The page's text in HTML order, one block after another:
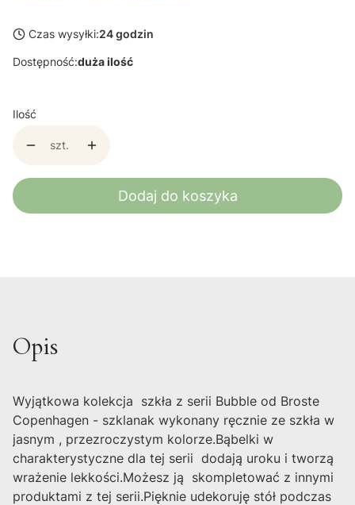
Czas wysyłki:24 godzin
Dostępność:duża ilość
Ilość
szt.
Dodaj do koszyka
Opis
Wyjątkowa kolekcja szkła z serii Bubble od Broste
Copenhagen - szklanak wykonany ręcznie ze szkła w
jasnym , przezroczystym kolorze.Bąbelki w
charakterystyczne dla tej serii dodają uroku i tworzą
wrażenie lekkości.Możesz ją skompletować z innymi
produktami z tej serii.Pięknie udekoruję stół podczas